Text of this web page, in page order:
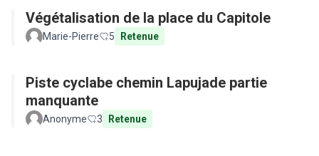
Végétalisation de la place du Capitole
Marie-Pierre 5 Retenue
Piste cyclabe chemin Lapujade partie
manquante
Anonyme 3 Retenue